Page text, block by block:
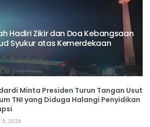
Hadiri Zikir dan Doa Kebangsaan
Syukur atas Kemerdekaan
Minta Presiden Turun Tangan Usut
TNI yang Diduga Halangi Penyidikan
9, 2026